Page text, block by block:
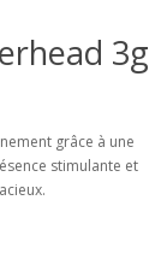
3g
grâce à une
stimulante et